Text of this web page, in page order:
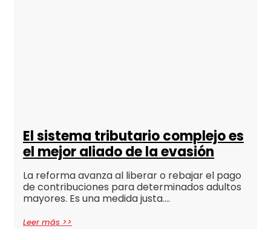
El sistema tributario complejo es
el mejor aliado de la evasión
La reforma avanza al liberar o rebajar el pago
de contribuciones para determinados adultos
mayores. Es una medida justa….
Leer más >>